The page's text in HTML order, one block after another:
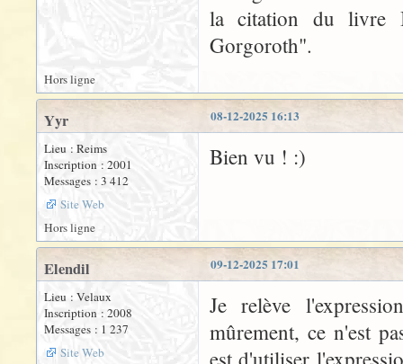
la citation du livre
Gorgoroth".
Hors ligne
08-12-2025 16:13
Yyr
Lieu : Reims
Inscription : 2001
Messages : 3 412
Site Web
Bien vu ! :)
Hors ligne
09-12-2025 17:01
Elendil
Lieu : Velaux
Inscription : 2008
Messages : 1 237
Site Web
Je relève
mûrement, ce n'est
est d'utiliser